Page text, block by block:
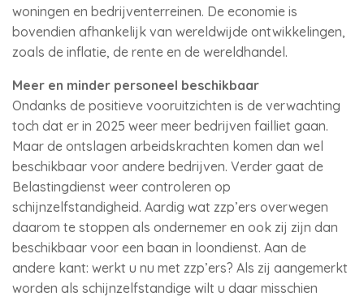
woningen en bedrijventerreinen. De economie is
bovendien afhankelijk van wereldwijde ontwikkelingen,
zoals de inflatie, de rente en de wereldhandel.
Meer en minder personeel beschikbaar
Ondanks de positieve vooruitzichten is de verwachting
toch dat er in 2025 weer meer bedrijven failliet gaan.
Maar de ontslagen arbeidskrachten komen dan wel
beschikbaar voor andere bedrijven. Verder gaat de
Belastingdienst weer controleren op
schijnzelfstandigheid. Aardig wat zzp’ers overwegen
daarom te stoppen als ondernemer en ook zij zijn dan
beschikbaar voor een baan in loondienst. Aan de
andere kant: werkt u nu met zzp’ers? Als zij aangemerkt
worden als schijnzelfstandige wilt u daar misschien